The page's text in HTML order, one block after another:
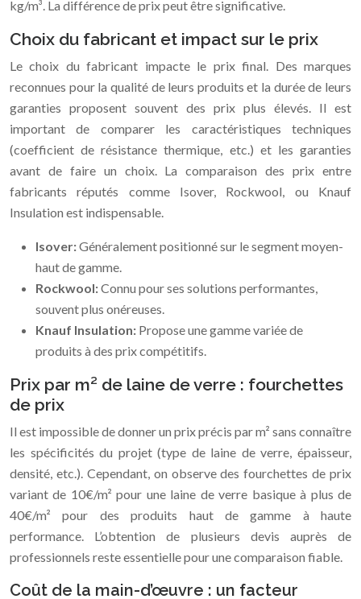
kg/m³. La différence de prix peut être significative.
Choix du fabricant et impact sur le prix
Le choix du fabricant impacte le prix final. Des marques
reconnues pour la qualité de leurs produits et la durée de leurs
garanties proposent souvent des prix plus élevés. Il est
important de comparer les caractéristiques techniques
(coefficient de résistance thermique, etc.) et les garanties
avant de faire un choix. La comparaison des prix entre
fabricants réputés comme Isover, Rockwool, ou Knauf
Insulation est indispensable.
Isover:Généralement positionné sur le segment moyen-
haut de gamme.
Rockwool:Connu pour ses solutions performantes,
souvent plus onéreuses.
Knauf Insulation: Propose une gamme variée de
produits à des prix compétitifs.
Prix par m² de laine de verre : fourchettes
de prix
Il est impossible de donner un prix précis par m² sans connaître
les spécificités du projet (type de laine de verre, épaisseur,
densité, etc.). Cependant, on observe des fourchettes de prix
variant de 10€/m² pour une laine de verre basique à plus de
40€/m² pour des produits haut de gamme à haute
performance. L’obtention de plusieurs devis auprès de
professionnels reste essentielle pour une comparaison fiable.
Coût de la main-d’œuvre : un facteur